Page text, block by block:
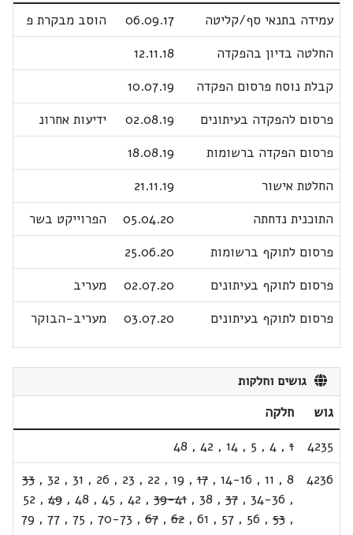
עמידה בתנאי סף/קליטה
06.09.17
הוסב מבקרת פ
החלטה בדיון בהפקדה
12.11.18
קבלת נוסח פרסום הפקדה
10.07.19
פרסום להפקדה בעיתונים
02.08.19
ידיעות אחרונ
פרסום הפקדה ברשומות
18.08.19
החלטת אישור
21.11.19
התוכנית נדחתה
05.04.20
הפרוייקט בשר
פרסום לתוקף ברשומות
25.06.20
פרסום לתוקף בעיתונים
02.07.20
מעריב
פרסום לתוקף בעיתונים
03.07.20 מעריב-הבוקר
גושים וחלקות
גוש
חלקה
4235
1
,
4
,
5
,
14
,
42
,
48
4236
8
,
11
,
14-16
,
17
,
19
,
22
,
23
,
26
,
31
,
32
,
33
,
34-36
,
37
,
38
,
39-41
,
42
,
45
,
48
,
49
,
52
,
53
,
56
,
57
,
61
,
62
,
67
,
70-73
,
75
,
77
,
79